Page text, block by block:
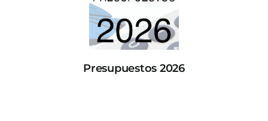
Presupuestos 2026